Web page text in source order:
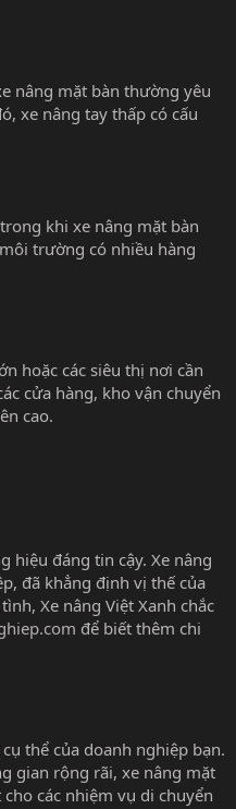
nâng mặt bàn thường yêu
xe nâng tay thấp có cấu
khi xe nâng mặt bàn
trường có nhiều hàng
hoặc các siêu thị nơi cần
cửa hàng, kho vận chuyển
cao.
hiệu đáng tin cậy. Xe nâng
đã khẳng định vị thế của
Xe nâng Việt Xanh chắc
để biết thêm chi
thể của doanh nghiệp bạn.
gian rộng rãi, xe nâng mặt
các nhiệm vụ di chuyển